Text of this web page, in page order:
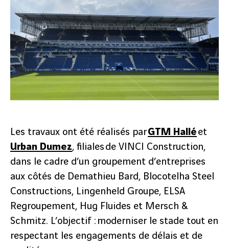
Les travaux ont été réalisés parGTM Halléet
Urban Dumez, filiales de VINCI Construction,
dans le cadre d’un groupement d’entreprises
aux côtés de Demathieu Bard, Blocotelha Steel
Constructions, Lingenheld Groupe, ELSA
Regroupement, Hug Fluides et Mersch &
Schmitz. L’objectif : moderniser le stade tout en
respectant les engagements de délais et de